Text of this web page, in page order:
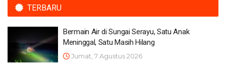
TERBARU
Bermain Air di Sungai Serayu, Satu Anak
Meninggal, Satu Masih Hilang
Jumat, 7 Agustus 2026